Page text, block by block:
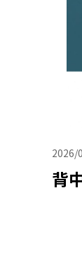
2026/
背